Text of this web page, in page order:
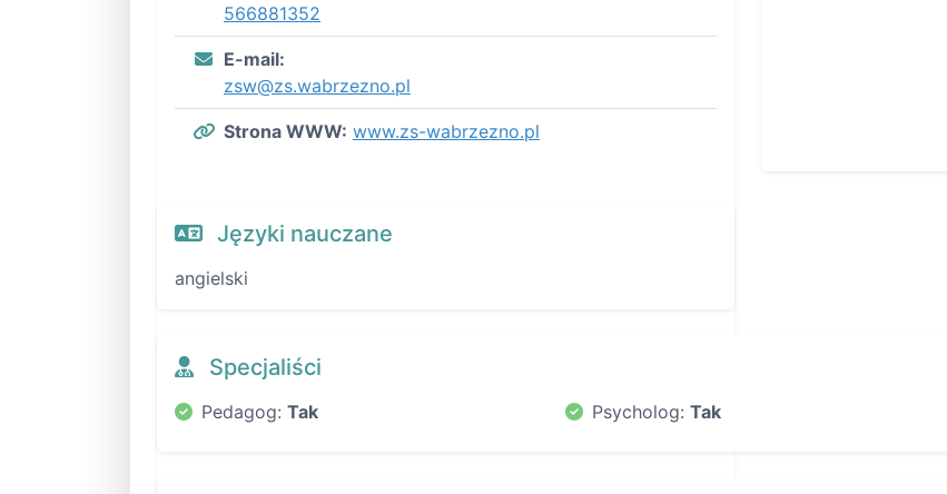
566881352
E-mail:
zsw@zs.wabrzezno.pl
Strona WWW: www.zs-wabrzezno.pl
Języki nauczane
angielski
Specjaliści
Pedagog: Tak Psycholog:Tak